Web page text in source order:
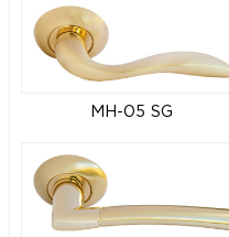
MH-05 SG